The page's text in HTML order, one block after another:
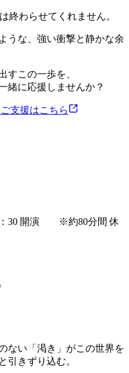
終わらせてくれません。
うな、強い衝撃と静かな余
すこの一歩を、
緒に応援しませんか？
支援はこちら
：30 開演 ※約80分間 休
ない「渇き」がこの世界を
引きずり込む。